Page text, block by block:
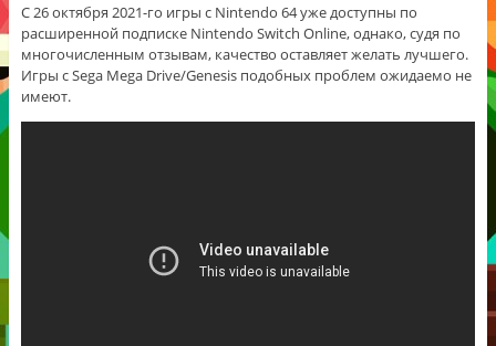
С 26 октября 2021-го игры с Nintendo 64 уже доступны по
расширенной подписке Nintendo Switch Online, однако, судя по
многочисленным отзывам, качество оставляет желать лучшего.
Игры с Sega Mega Drive/Genesis подобных проблем ожидаемо не
имеют.